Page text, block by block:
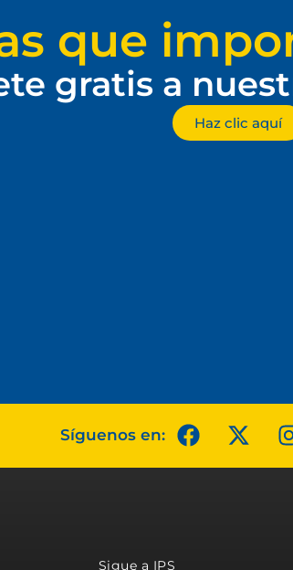
que
gratis a
Haz clic aquí
Síguenos en:
Sigue a IPS